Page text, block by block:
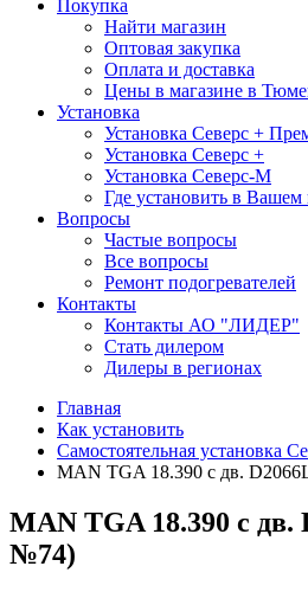
Покупка
Найти магазин
Оптовая закупка
Оплата и доставка
Цены в магазине в
Установка
Установка Северс +
Установка Северс +
Установка Северс-М
Где установить в Вашем
Вопросы
Частые вопросы
Все вопросы
Ремонт подогревателей
Контакты
Контакты АО "ЛИДЕР"
Стать дилером
Дилеры в регионах
Главная
Как установить
Самостоятельная установка
MAN TGA 18.390 с дв.
MAN TGA 18.390 с
№74)